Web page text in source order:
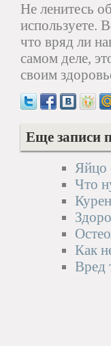
Не ленитесь
используете.
что вряд ли
самом деле,
своим
Еще записи
Яйцо
Что
Как
Вред